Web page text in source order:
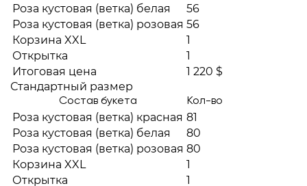
Роза кустовая (ветка) белая
56
Роза кустовая (ветка) розовая 56
Корзина XXL
1
Открытка
1
Итоговая цена
1 220 $
Стандартный размер
Состав букета Кол-во
Роза кустовая (ветка) красная 81
Роза кустовая (ветка) белая
80
Роза кустовая (ветка) розовая 80
Корзина XXL
1
Открытка
1